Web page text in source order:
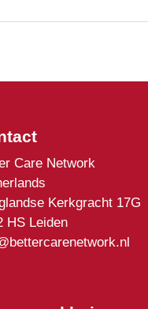
Care Network
Kerkgracht 17G
HS Leiden